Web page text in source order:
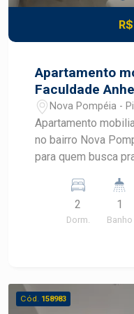
Apartamento
Faculdade
Piracicaba
Nova Pompéia -
Apartamento
no bairro Nova
para quem busca
planejados,
aproveitamento
oferece uma rotina
americana
cooktop e micro-
2
Dorm.
1
Banho
Cód. 158983